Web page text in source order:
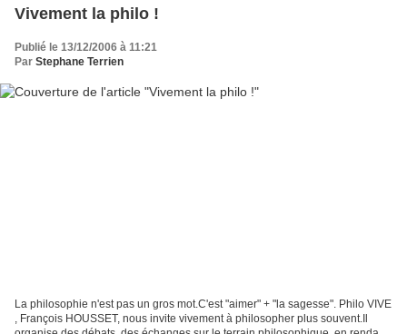
Vivement la philo !
Publié le 13/12/2006 à 11:21
Par Stephane Terrien
La philosophie n'est pas un gros mot.C'est "aimer" + "la sagesse". Philo VIVE
, François HOUSSET, nous invite vivement à philosopher plus souvent.Il